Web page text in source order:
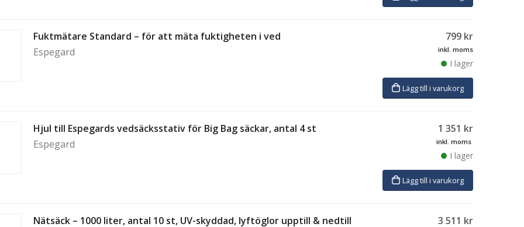
Fuktmätare Standard – för att mäta fuktigheten i ved
Espegard
799 kr
inkl. moms
I lager
Lägg till i varukorg
Hjul till Espegards vedsäcksstativ för Big Bag säckar, antal 4 st
Espegard
1 351 kr
inkl. moms
I lager
Lägg till i varukorg
Nätsäck – 1000 liter, antal 10 st, UV-skyddad, lyftöglor upptill & nedtill
3 511 kr